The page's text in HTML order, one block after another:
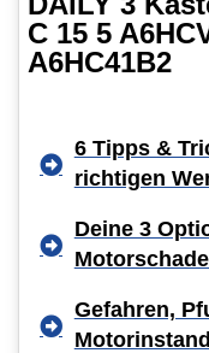
C 15 5
A6HC41B2
6 Tipps &
richtigen
Deine 3
Gefahren,